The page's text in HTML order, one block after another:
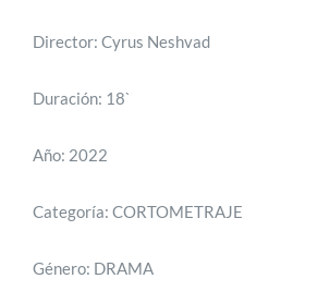
CONTACTO
EDICIONES ANTERIORES
Director: Cyrus Neshvad
Duración: 18`
Año: 2022
Categoría: CORTOMETRAJE
Género: DRAMA